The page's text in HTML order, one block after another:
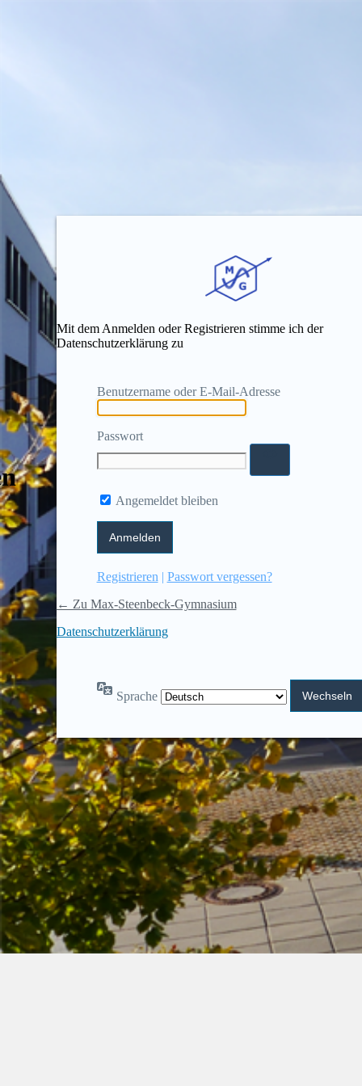
Mit dem Anmelden oder Registrieren stimme ich der
Datenschutzerklärung zu
Benutzername oder E-Mail-Adresse
Passwort
Angemeldet bleiben
Registrieren | Passwort vergessen?
← Zu Max-Steenbeck-Gymnasium
Datenschutzerklärung
Sprache